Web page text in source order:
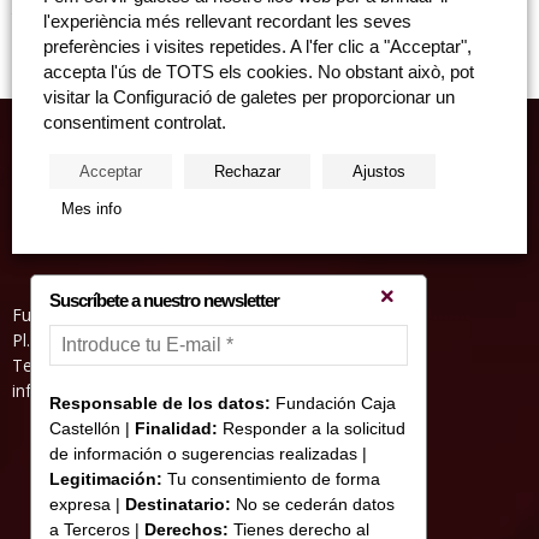
teles Dimensions: 92x120 cm.
Fundació Caixa Castelló • Casa Abadía
Pl. de l’Herba, s/nº. 12001 Castelló de la Plana
Telèfon 964 232 551 • Fax 964 231 550
informacion@fundacioncajacastellon.es
Suscríbete a nuestro newsletter
Responsable de los datos: Fundación Caja
Castellón | Finalidad: Responder a la solicitud
de información o sugerencias realizadas |
Legitimación: Tu consentimiento de forma
expresa | Destinatario: No se cederán datos
a Terceros | Derechos: Tienes derecho al
l'experiència més rellevant recordant les seves
preferències i visites repetides. A l'fer clic a "Acceptar",
accepta l'ús de TOTS els cookies. No obstant això, pot
visitar la Configuració de galetes per proporcionar un
consentiment controlat.
Acceptar Rechazar Ajustos
Mes info